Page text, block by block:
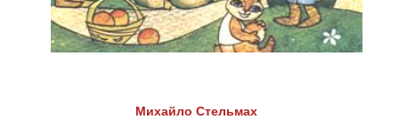
Михайло Стельмах